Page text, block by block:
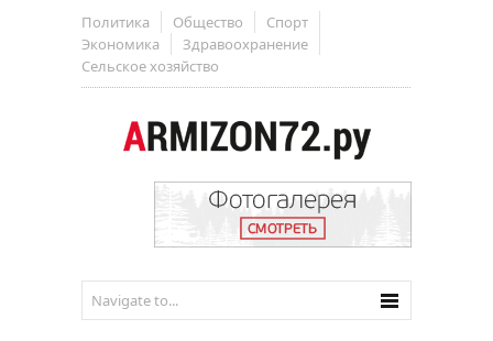
Политика Общество
Спорт
Экономика
Здравоохранение
Сельское хозяйство